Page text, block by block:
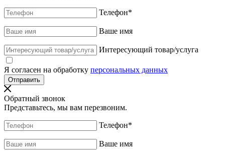
Телефон*
Ваше имя
Интересующий товар/услуга
Я согласен на обработку персональных данных
Обратный звонок
Представьтесь, мы вам перезвоним.
Телефон*
Ваше имя